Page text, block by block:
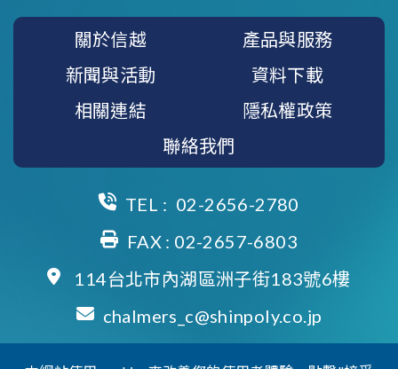
關於信越
產品與服務
新聞與活動
資料下載
相關連結
隱私權政策
聯絡我們
TEL : 02-2656-2780
FAX : 02-2657-6803
114台北市內湖區洲子街183號6樓
chalmers_c@shinpoly.co.jp